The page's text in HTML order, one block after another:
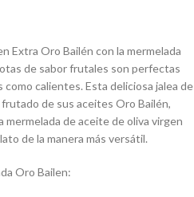
Extra Oro Bailén con la mermelada
de sabor frutales son perfectas
calientes. Esta deliciosa jalea de
de sus aceites Oro Bailén,
de aceite de oliva virgen
de la manera más versátil.
Oro Bailen: